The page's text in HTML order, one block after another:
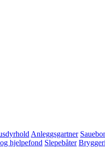
Anleggsgartner
hjelpefond Slepebåter Bryggeri